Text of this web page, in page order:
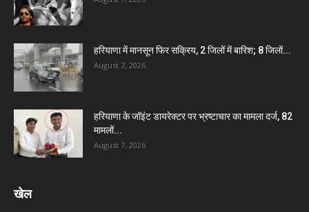
हरियाणा में मानसून फिर सक्रिय, 2 जिलों में बारिश; 8 जिलों...
August 7, 2026
हरियाणा के जॉइंट डायरेक्टर पर भ्रष्टाचार का मामला दर्ज, 82
मामलों...
August 7, 2026
खेल